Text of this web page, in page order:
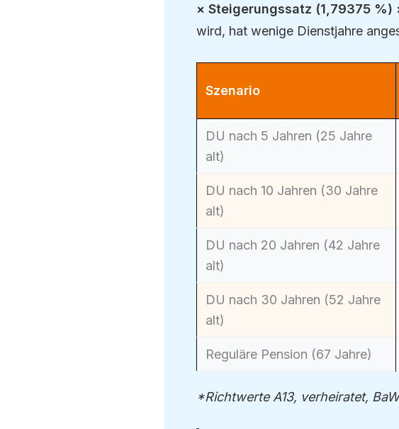
× Steigerungssatz (1,79375
wird, hat wenige Dienstjahre
Szenario
DU nach 5 Jahren (25 Jahre
alt)
DU nach 10 Jahren (30 Jahre
alt)
DU nach 20 Jahren (42 Jahre
alt)
DU nach 30 Jahren (52 Jahre
alt)
Reguläre Pension (67 Jahre)
*Richtwerte A13, verheiratet,